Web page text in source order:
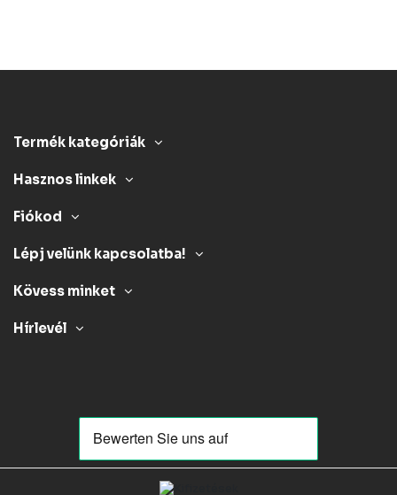
Termék kategóriák
Hasznos linkek
Fiókod
Lépj velünk kapcsolatba!
Kövess minket
Hírlevél